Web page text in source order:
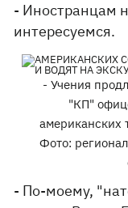
- Иностранцам
интересуемся.
- Учения
"КП"
американских
Фото:
- По-моему,